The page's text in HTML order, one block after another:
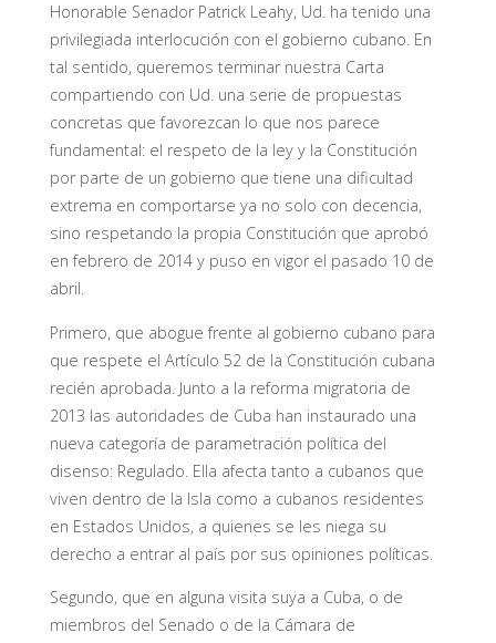
Honorable Senador Patrick Leahy, Ud. ha tenido una
privilegiada interlocución con el gobierno cubano. En
tal sentido, queremos terminar nuestra Carta
compartiendo con Ud. una serie de propuestas
concretas que favorezcan lo que nos parece
fundamental: el respeto de la ley y la Constitución
por parte de un gobierno que tiene una dificultad
extrema en comportarse ya no solo con decencia,
sino respetando la propia Constitución que aprobó
en febrero de 2014 y puso en vigor el pasado 10 de
abril.
Primero, que abogue frente al gobierno cubano para
que respete el Artículo 52 de la Constitución cubana
recién aprobada. Junto a la reforma migratoria de
2013 las autoridades de Cuba han instaurado una
nueva categoría de parametración política del
disenso: Regulado. Ella afecta tanto a cubanos que
viven dentro de la Isla como a cubanos residentes
en Estados Unidos, a quienes se les niega su
derecho a entrar al país por sus opiniones políticas.
Segundo, que en alguna visita suya a Cuba, o de
miembros del Senado o de la Cámara de